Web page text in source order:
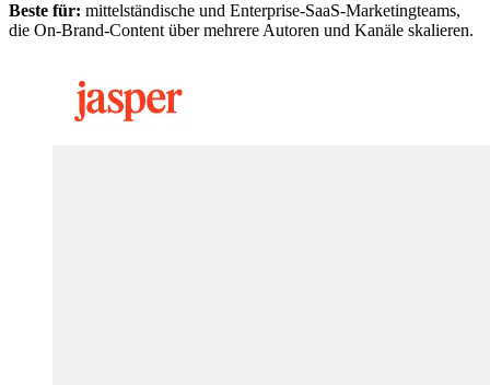
Beste für: mittelständische und Enterprise-SaaS-Marketingteams,
die On-Brand-Content über mehrere Autoren und Kanäle skalieren.